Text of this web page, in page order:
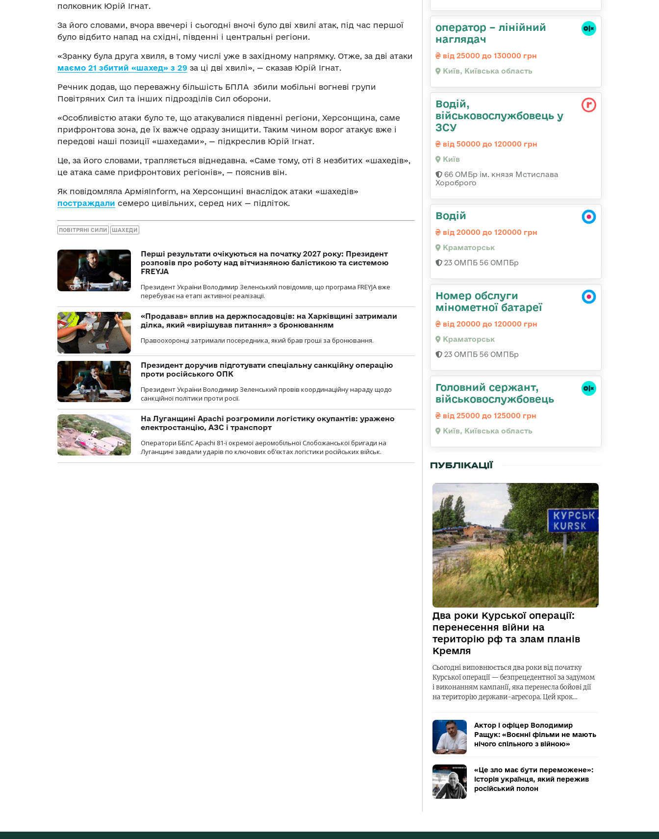
полковник Юрій Ігнат.
За його словами, вчора ввечері і сьогодні вночі було дві хвилі атак, під час першої
було відбито напад на східні, південні і центральні регіони.
«Зранку була друга хвиля, в тому числі уже в західному напрямку. Отже, за дві атаки
маємо 21 збитий «шахед» з 29 за ці дві хвилі», — сказав Юрій Ігнат.
Речник додав, що переважну більшість БПЛА збили мобільні вогневі групи
Повітряних Сил та інших підрозділів Сил оборони.
«Особливістю атаки було те, що атакувалися південні регіони, Херсонщина, саме
прифронтова зона, де їх важче одразу знищити. Таким чином ворог атакує вже і
передові наші позиції «шахедами», — підкреслив Юрій Ігнат.
Це, за його словами, трапляється віднедавна. «Саме тому, оті 8 незбитих «шахедів»,
це атака саме прифронтових регіонів», — пояснив він.
Як повідомляла АрміяInform, на Херсонщині внаслідок атаки «шахедів»
постраждали семеро цивільних, серед них — підліток.
ПОВІТРЯНІ СИЛИ ШАХЕДИ
Перші результати очікуються на початку 2027 року: Президент
розповів про роботу над вітчизняною балістикою та системою
FREYJA
Президент України Володимир Зеленський повідомив, що програма FREYJA вже
перебуває на етапі активної реалізації.
«Продавав» вплив на держпосадовців: на Харківщині затримали
ділка, який «вирішував питання» з бронюванням
Правоохоронці затримали посередника, який брав гроші за бронювання.
Президент доручив підготувати спеціальну санкційну операцію
проти російського ОПК
Президент України Володимир Зеленський провів координаційну нараду щодо
санкційної політики проти росії.
На Луганщині Apachi розгромили логістику окупантів: уражено
електростанцію, АЗС і транспорт
Оператори ББпС Apachi 81-ї окремої аеромобільної Слобожанської бригади на
Луганщині завдали ударів по ключових об’єктах логістики російських військ.
оператор – лінійний
наглядач
від 25000 до 130000 грн
Київ, Київська область
Водій,
військовослужбовець у
ЗСУ
від 50000 до 120000 грн
Київ
66 ОМБр ім. князя Мстислава
Хороброго
Водій
від 20000 до 120000 грн
Краматорськ
23 ОМПБ 56 ОМПБр
Номер обслуги
мінометної батареї
від 20000 до 120000 грн
Краматорськ
23 ОМПБ 56 ОМПБр
Головний сержант,
військовослужбовець
від 25000 до 125000 грн
Київ, Київська область
ПУБЛІКАЦІЇ
Два роки Курської операції:
перенесення війни на
територію рф та злам планів
Кремля
Сьогодні виповнюється два роки від початку
Курської операції — безпрецедентної за задумом
і виконанням кампанії, яка перенесла бойові дії
на територію держави-агресора. Цей крок…
Актор і офіцер Володимир
Ращук: «Воєнні фільми не мають
нічого спільного з війною»
«Це зло має бути переможене»:
історія українця, який пережив
російський полон